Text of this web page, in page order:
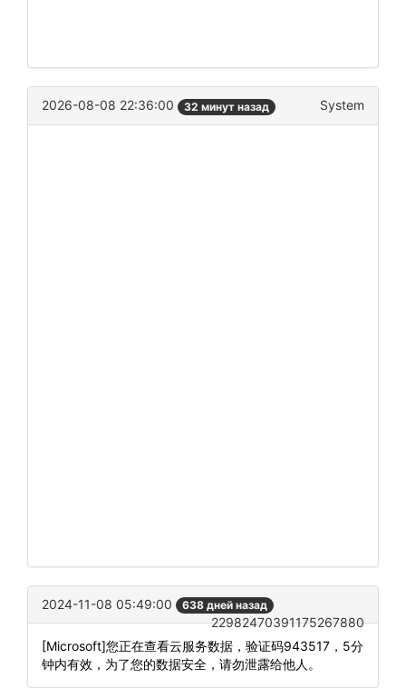
2026-08-08 22:36:00 32 минут назад System
2024-11-08 05:49:00 638 дней назад
22982470391175267880
[Microsoft]您正在查看云服务数据，验证码943517，5分
钟内有效，为了您的数据安全，请勿泄露给他人。